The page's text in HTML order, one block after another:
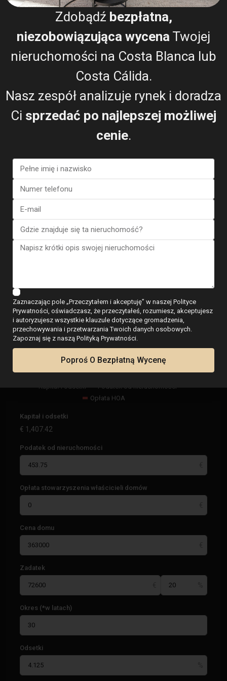
Bungalow in Torrevieja (Alica...
€ 363.000
2 BD 2 BA 158
Kalkulator
€1,861.17
na miesiąc
Kapitał i odsetki
Podatek od nieruchomości
Opłata HOA
Kapitał i odsetki
€ 1,407.42
Podatek od nieruchomości
Opłata stowarzyszenia właścicieli domów
Cena domu
Zadatek
Okres (*w latach)
Odsetki
Zdobądź bezpłatna,
niezobowiązująca wycena Twojej
nieruchomości na Costa Blanca lub
Costa Cálida.
Nasz zespół analizuje rynek i doradza
Ci sprzedać po najlepszej możliwej
cenie.
Zaznaczając pole „Przeczytałem i akceptuję” w naszej Polityce
Prywatności, oświadczasz, że przeczytałeś, rozumiesz, akceptujesz
i autoryzujesz wszystkie klauzule dotyczące gromadzenia,
przechowywania i przetwarzania Twoich danych osobowych.
Zapoznaj się z naszą Polityką Prywatności.
Poproś O Bezpłatną Wycenę